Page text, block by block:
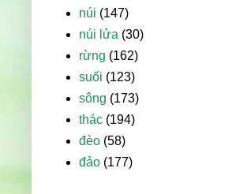
núi (147)
núi lửa (30)
rừng (162)
suối (123)
sông (173)
thác (194)
đèo (58)
đảo (177)